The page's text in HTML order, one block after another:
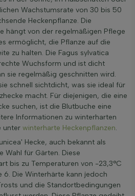
Wachstumsrate von 30 bis 50
Heckenpflanze. Die
hängt von der regelmäßigen Pflege
ermöglicht, die Pflanze auf die
zu halten. Die Fagus sylvatica
Wuchsform und ist dicht
sie regelmäßig geschnitten wird.
schnell sichtdicht, was sie ideal für
macht. Für diejenigen, die eine
suchen, ist die Blutbuche eine
Informationen zu winterharten
unter winterharte Heckenpflanzen.
Hecke, auch bekannt als
Wahl für Gärten. Diese
bis zu Temperaturen von -23,3°C
6. Die Winterhärte kann jedoch
und die Standortbedingungen